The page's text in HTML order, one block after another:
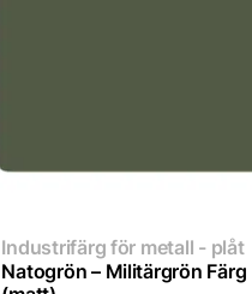
Industrifärg för metall - plåt
Natogrön – Militärgrön Färg